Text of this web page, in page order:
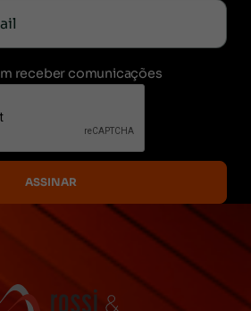
receber comunicações